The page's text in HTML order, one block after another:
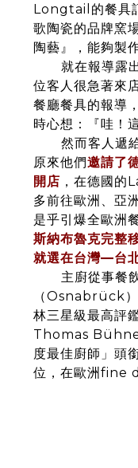
Longtail的餐具
歌陶瓷的品牌窯
陶藝』，能夠製
就在報導露
位客人很急著來
餐廳餐具的報導
時心想：『哇！
然而客人遞
原來他們邀請了
開店 ， 在德國的
多前往歐洲、亞
是乎引爆全歐洲
斯納布魯克完整
就選在台灣—台北
主廚從事餐
（Osnabrück
林三星級最高評
Thomas
度最佳廚師」頭
位，在歐洲fine